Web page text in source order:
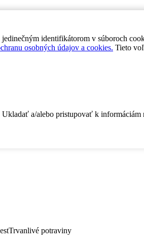
identifikátorom v súboroch
osobných údajov a cookies. Tieto
a/alebo pristupovať k informáciám
Trvanlivé potraviny